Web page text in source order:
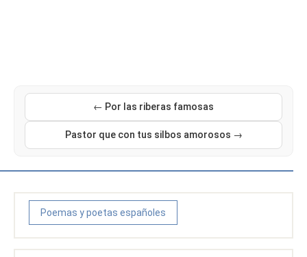
← Por las riberas famosas
Pastor que con tus silbos amorosos →
Poemas y poetas españoles